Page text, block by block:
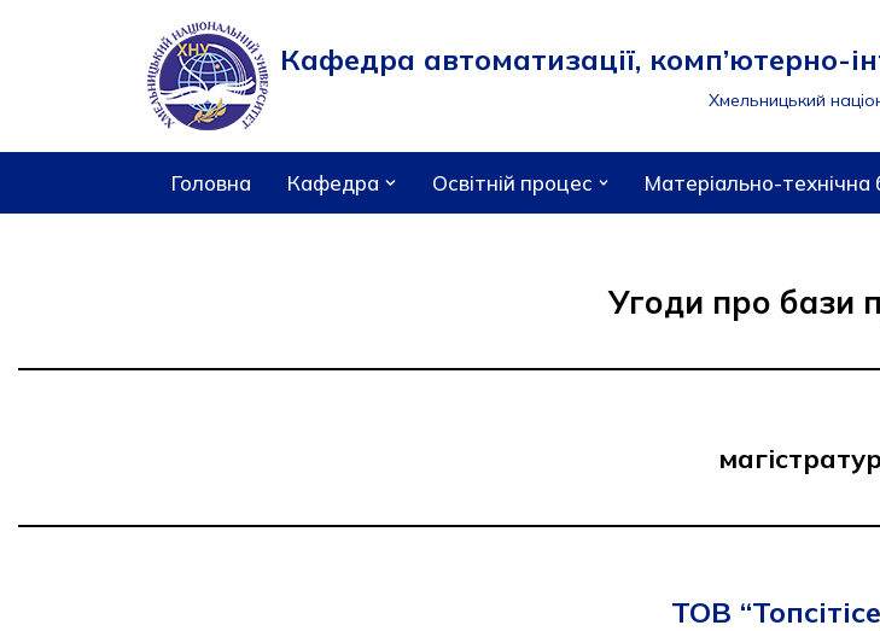
Кафедра автоматизації, комп’ютерно-
Хмельницький
Головна Кафедра Освітній процес Матеріально-технічна
Угоди про бази
ТОВ